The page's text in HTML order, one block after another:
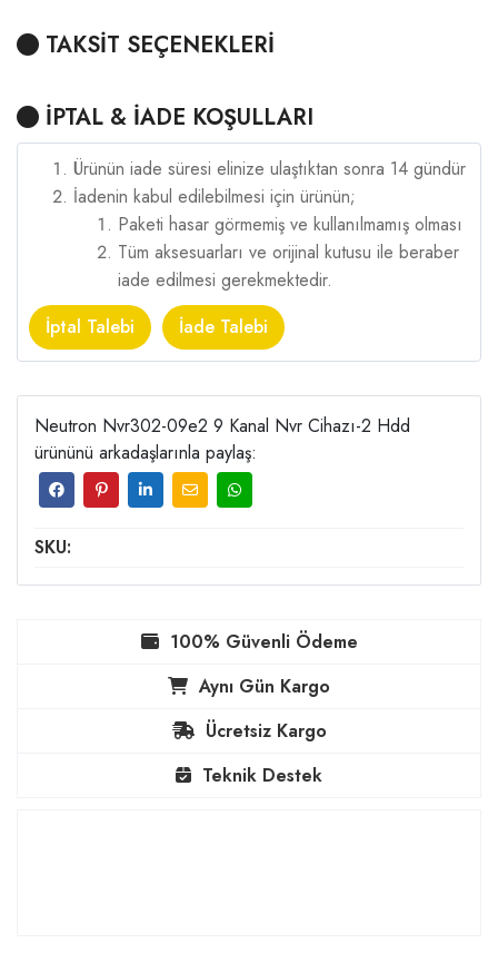
TAKSİT SEÇENEKLERİ
İPTAL & İADE KOŞULLARI
Ürünün iade süresi elinize ulaştıktan sonra 14 gündür
İadenin kabul edilebilmesi için ürünün;
Paketi hasar görmemiş ve kullanılmamış olması
Tüm aksesuarları ve orijinal kutusu ile beraber
iade edilmesi gerekmektedir.
İptal Talebi
İade Talebi
Neutron Nvr302-09e2 9 Kanal Nvr Cihazı-2 Hdd
ürününü arkadaşlarınla paylaş:
SKU:
100% Güvenli Ödeme
Aynı Gün Kargo
Ücretsiz Kargo
Teknik Destek